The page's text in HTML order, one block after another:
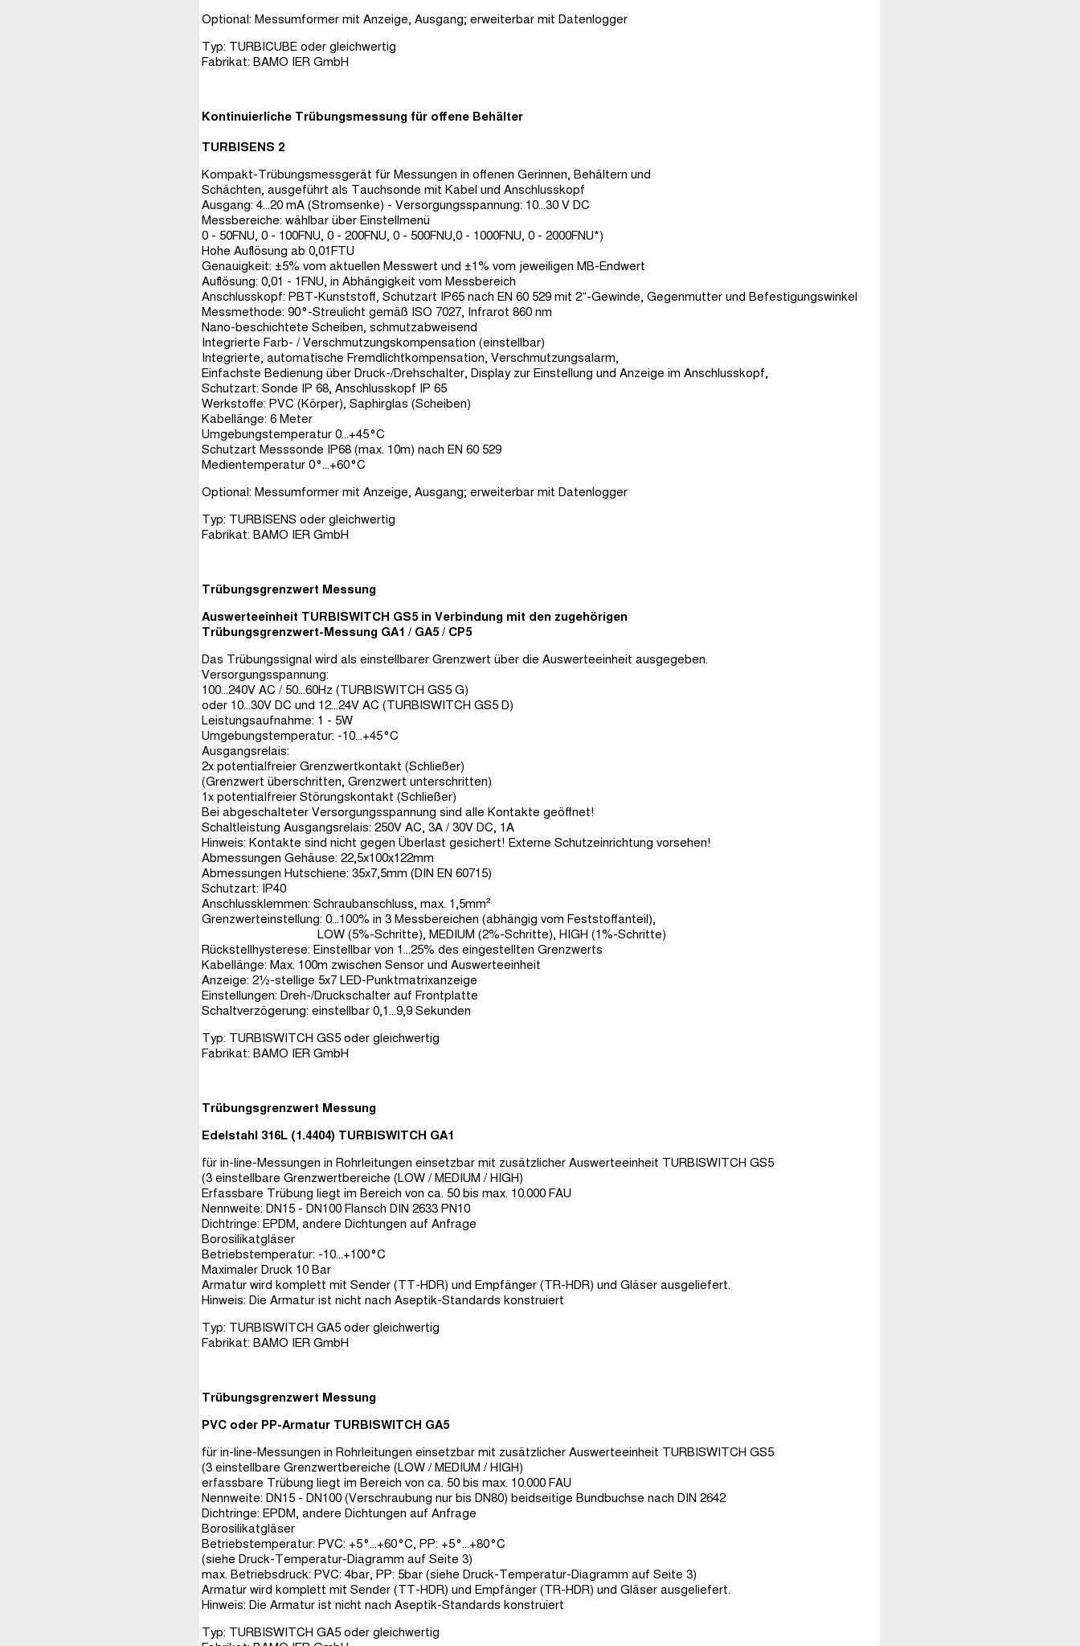
Optional: Messumformer mit Anzeige, Ausgang; erweiterbar mit Datenlogger
Typ: TURBICUBE oder gleichwertig
Fabrikat: BAMO IER GmbH
Kontinuierliche Trübungsmessung für offene Behälter
TURBISENS 2
Kompakt-Trübungsmessgerät für Messungen in offenen Gerinnen, Behältern und
Schächten, ausgeführt als Tauchsonde mit Kabel und Anschlusskopf
Ausgang: 4...20 mA (Stromsenke) - Versorgungsspannung: 10...30 V DC
Messbereiche: wählbar über Einstellmenü
0 - 50FNU, 0 - 100FNU, 0 - 200FNU, 0 - 500FNU,0 - 1000FNU, 0 - 2000FNU*)
Hohe Auflösung ab 0,01FTU
Genauigkeit: ±5% vom aktuellen Messwert und ±1% vom jeweiligen MB-Endwert
Auflösung: 0,01 - 1FNU, in Abhängigkeit vom Messbereich
Anschlusskopf: PBT-Kunststoff, Schutzart IP65 nach EN 60 529 mit 2“-Gewinde, Gegenmutter und Befestigungswinkel
Messmethode: 90°-Streulicht gemäß ISO 7027, Infrarot 860 nm
Nano-beschichtete Scheiben, schmutzabweisend
Integrierte Farb- / Verschmutzungskompensation (einstellbar)
Integrierte, automatische Fremdlichtkompensation, Verschmutzungsalarm,
Einfachste Bedienung über Druck-/Drehschalter, Display zur Einstellung und Anzeige im Anschlusskopf,
Schutzart: Sonde IP 68, Anschlusskopf IP 65
Werkstoffe: PVC (Körper), Saphirglas (Scheiben)
Kabellänge: 6 Meter
Umgebungstemperatur 0...+45°C
Schutzart Messsonde IP68 (max. 10m) nach EN 60 529
Medientemperatur 0°...+60°C
Optional: Messumformer mit Anzeige, Ausgang; erweiterbar mit Datenlogger
Typ: TURBISENS oder gleichwertig
Fabrikat: BAMO IER GmbH
Trübungsgrenzwert Messung
Auswerteeinheit TURBISWITCH GS5 in Verbindung mit den zugehörigen
Trübungsgrenzwert-Messung GA1 / GA5 / CP5
Das Trübungssignal wird als einstellbarer Grenzwert über die Auswerteeinheit ausgegeben.
Versorgungsspannung:
100...240V AC / 50...60Hz (TURBISWITCH GS5 G)
oder 10...30V DC und 12...24V AC (TURBISWITCH GS5 D)
Leistungsaufnahme: 1 - 5W
Umgebungstemperatur: -10...+45°C
Ausgangsrelais:
2x potentialfreier Grenzwertkontakt (Schließer)
(Grenzwert überschritten, Grenzwert unterschritten)
1x potentialfreier Störungskontakt (Schließer)
Bei abgeschalteter Versorgungsspannung sind alle Kontakte geöffnet!
Schaltleistung Ausgangsrelais: 250V AC, 3A / 30V DC, 1A
Hinweis: Kontakte sind nicht gegen Überlast gesichert! Externe Schutzeinrichtung vorsehen!
Abmessungen Gehäuse: 22,5x100x122mm
Abmessungen Hutschiene: 35x7,5mm (DIN EN 60715)
Schutzart: IP40
Anschlussklemmen: Schraubanschluss, max. 1,5mm²
Grenzwerteinstellung: 0...100% in 3 Messbereichen (abhängig vom Feststoffanteil),
LOW (5%-Schritte), MEDIUM (2%-Schritte), HIGH (1%-Schritte)
Rückstellhysterese: Einstellbar von 1...25% des eingestellten Grenzwerts
Kabellänge: Max. 100m zwischen Sensor und Auswerteeinheit
Anzeige: 2½-stellige 5x7 LED-Punktmatrixanzeige
Einstellungen: Dreh-/Druckschalter auf Frontplatte
Schaltverzögerung: einstellbar 0,1...9,9 Sekunden
Typ: TURBISWITCH GS5 oder gleichwertig
Fabrikat: BAMO IER GmbH
Trübungsgrenzwert Messung
Edelstahl 316L (1.4404) TURBISWITCH GA1
für in-line-Messungen in Rohrleitungen einsetzbar mit zusätzlicher Auswerteeinheit TURBISWITCH GS5
(3 einstellbare Grenzwertbereiche (LOW / MEDIUM / HIGH)
Erfassbare Trübung liegt im Bereich von ca. 50 bis max. 10.000 FAU
Nennweite: DN15 - DN100 Flansch DIN 2633 PN10
Dichtringe: EPDM, andere Dichtungen auf Anfrage
Borosilikatgläser
Betriebstemperatur: -10…+100°C
Maximaler Druck 10 Bar
Armatur wird komplett mit Sender (TT-HDR) und Empfänger (TR-HDR) und Gläser ausgeliefert.
Hinweis: Die Armatur ist nicht nach Aseptik-Standards konstruiert
Typ: TURBISWITCH GA5 oder gleichwertig
Fabrikat: BAMO IER GmbH
Trübungsgrenzwert Messung
PVC oder PP-Armatur TURBISWITCH GA5
für in-line-Messungen in Rohrleitungen einsetzbar mit zusätzlicher Auswerteeinheit TURBISWITCH GS5
(3 einstellbare Grenzwertbereiche (LOW / MEDIUM / HIGH)
erfassbare Trübung liegt im Bereich von ca. 50 bis max. 10.000 FAU
Nennweite: DN15 - DN100 (Verschraubung nur bis DN80) beidseitige Bundbuchse nach DIN 2642
Dichtringe: EPDM, andere Dichtungen auf Anfrage
Borosilikatgläser
Betriebstemperatur: PVC: +5°...+60°C, PP: +5°...+80°C
(siehe Druck-Temperatur-Diagramm auf Seite 3)
max. Betriebsdruck: PVC: 4bar, PP: 5bar (siehe Druck-Temperatur-Diagramm auf Seite 3)
Armatur wird komplett mit Sender (TT-HDR) und Empfänger (TR-HDR) und Gläser ausgeliefert.
Hinweis: Die Armatur ist nicht nach Aseptik-Standards konstruiert
Typ: TURBISWITCH GA5 oder gleichwertig